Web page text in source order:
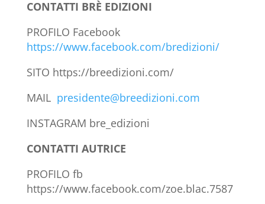
CONTATTI BRÈ EDIZIONI
PROFILO Facebook
https://www.facebook.com/bredizioni/
SITO https://breedizioni.com/
MAIL presidente@breedizioni.com
INSTAGRAM bre_edizioni
CONTATTI AUTRICE
PROFILO fb
https://www.facebook.com/zoe.blac.7587